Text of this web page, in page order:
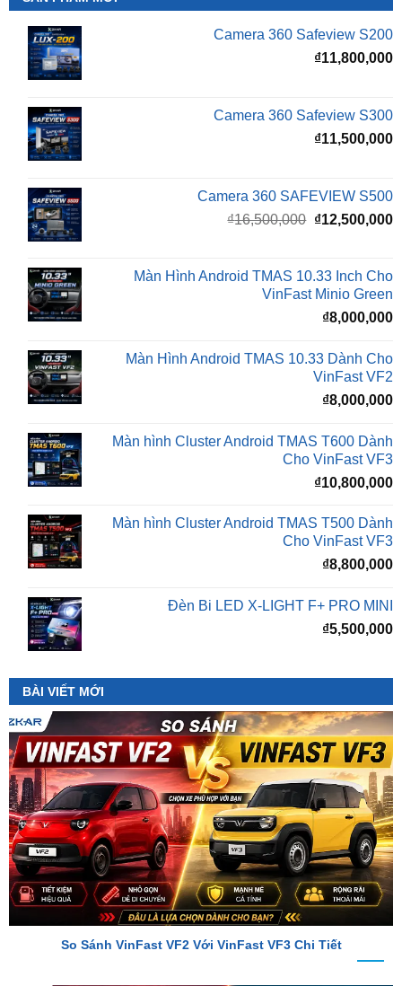
₫11,800,000
Camera 360 Safeview S300
Camera 360 SAFEVIEW S500
gốc
₫16,500,000.
Màn Hình Android TMAS 10.33 Inch Cho
₫8,000,000
Màn Hình Android TMAS 10.33 Dành Cho
₫8,000,000
Màn hình Cluster Android TMAS T600 Dành
₫10,800,000
Màn hình Cluster Android TMAS T500 Dành
Cho VinFast VF3
₫8,800,000
Đèn Bi LED X-LIGHT F+ PRO MINI
BÀI VIẾT MỚI
So Sánh VinFast VF2 Với VinFast VF3 Chi Tiết